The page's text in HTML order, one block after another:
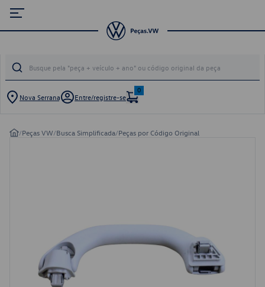
Nova Serrana Entre/registre-se
0
/Peças VW/Busca Simplificada/Peças por Código Original